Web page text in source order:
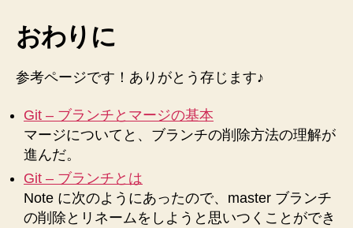
おわりに
参考ページです！ありがとう存じます♪
Git – ブランチとマージの基本
マージについてと、ブランチの削除方法の理解が
進んだ。
Git – ブランチとは
Note に次のようにあったので、master ブランチ
の削除とリネームをしようと思いつくことができ